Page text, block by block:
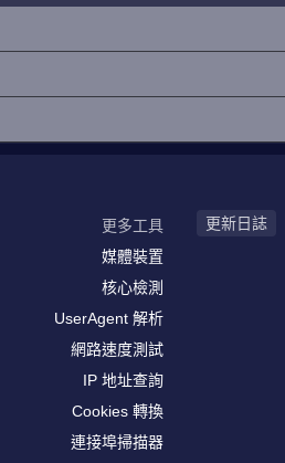
更多工具
媒體裝置
核心檢測
UserAgent 解析
網路速度測試
IP 地址查詢
Cookies 轉換
連接埠掃描器
更新日誌